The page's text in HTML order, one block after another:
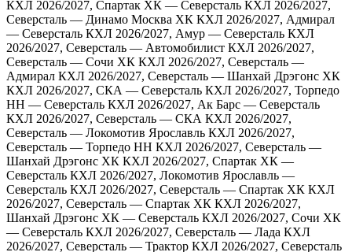
КХЛ 2026/2027, Спартак ХК — Северсталь КХЛ 2026/2027,
Северсталь — Динамо Москва ХК КХЛ 2026/2027, Адмирал
— Северсталь КХЛ 2026/2027, Амур — Северсталь КХЛ
2026/2027, Северсталь — Автомобилист КХЛ 2026/2027,
Северсталь — Сочи ХК КХЛ 2026/2027, Северсталь —
Адмирал КХЛ 2026/2027, Северсталь — Шанхай Дрэгонс ХК
КХЛ 2026/2027, СКА — Северсталь КХЛ 2026/2027, Торпедо
НН — Северсталь КХЛ 2026/2027, Ак Барс — Северсталь
КХЛ 2026/2027, Северсталь — СКА КХЛ 2026/2027,
Северсталь — Локомотив Ярославль КХЛ 2026/2027,
Северсталь — Торпедо НН КХЛ 2026/2027, Северсталь —
Шанхай Дрэгонс ХК КХЛ 2026/2027, Спартак ХК —
Северсталь КХЛ 2026/2027, Локомотив Ярославль —
Северсталь КХЛ 2026/2027, Северсталь — Спартак ХК КХЛ
2026/2027, Северсталь — Спартак ХК КХЛ 2026/2027,
Шанхай Дрэгонс ХК — Северсталь КХЛ 2026/2027, Сочи ХК
— Северсталь КХЛ 2026/2027, Северсталь — Лада КХЛ
2026/2027, Северсталь — Трактор КХЛ 2026/2027, Северсталь